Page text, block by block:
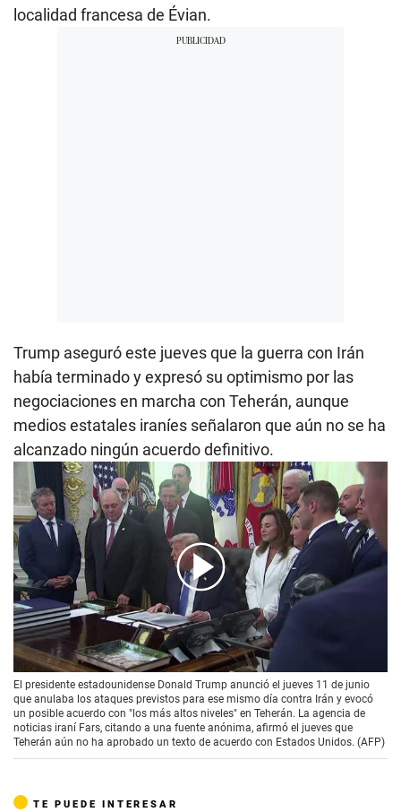
localidad francesa de Évian.
Trump aseguró este jueves que la guerra con Irán
había terminado y expresó su optimismo por las
negociaciones en marcha con Teherán, aunque
medios estatales iraníes señalaron que aún no se ha
alcanzado ningún acuerdo definitivo.
00:00/01:20
El presidente estadounidense Donald Trump anunció el jueves 11 de junio
que anulaba los ataques previstos para ese mismo día contra Irán y evocó
un posible acuerdo con "los más altos niveles" en Teherán. La agencia de
noticias iraní Fars, citando a una fuente anónima, afirmó el jueves que
Teherán aún no ha aprobado un texto de acuerdo con Estados Unidos. (AFP)
TE PUEDE INTERESAR